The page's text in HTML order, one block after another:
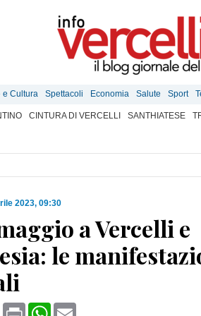
e Cultura Spettacoli Economia Salute Sport
CINTURA DI VERCELLI SANTHIATESE
2023, 09:30
a Vercelli e
le
X Print WhatsApp